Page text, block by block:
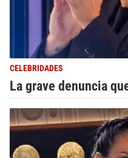
CELEBRIDADES
La grave denuncia